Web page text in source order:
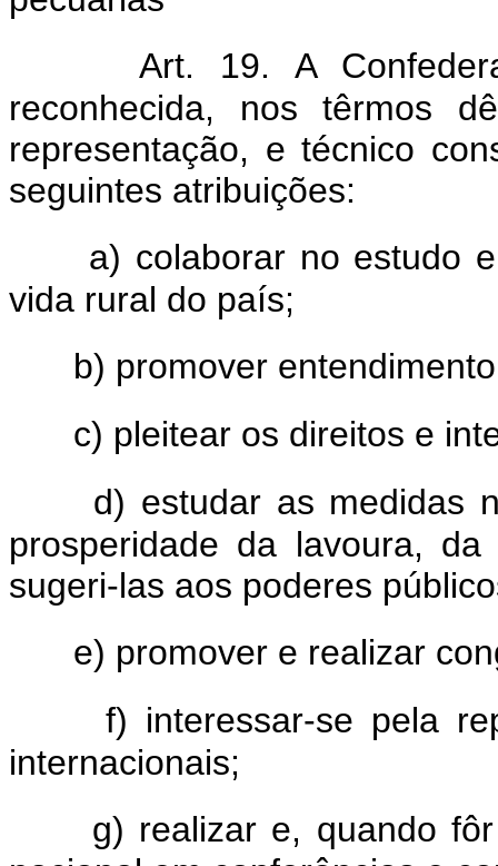
Art. 19. A
reconhecida, nos têrmos
representação, e técnico
seguintes atribuições:
a) colaborar no estudo
vida rural do país;
b) promover
c) pleitear os direitos e
d) estudar as medidas
prosperidade da lavoura,
sugeri-las aos poderes
e) promover e realizar
f) interessar-se pela
internacionais;
g) realizar e, quando